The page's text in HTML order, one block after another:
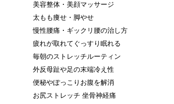
美容整体・美顔マッサージ
太もも痩せ・脚やせ
慢性腰痛・ギックリ腰の治し方
疲れが取れてぐっすり眠れる
毎朝のストレッチルーティン
外反母趾や足の末端冷え性
便秘やぽっこりお腹を解消
お尻ストレッチ 坐骨神経痛